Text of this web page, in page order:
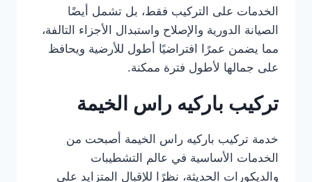
الخدمات على التركيب فقط، بل تشمل أيضًا
الصيانة الدورية والإصلاح واستبدال الأجزاء التالفة،
مما يضمن عمرًا افتراضيًا أطول للأرضية ويحافظ
على جمالها لأطول فترة ممكنة.
تركيب باركيه راس الخيمة
خدمة تركيب باركيه راس الخيمة أصبحت من
الخدمات الأساسية في عالم التشطيبات
والديكورات الحديثة، نظرًا للإقبال المتزايد على